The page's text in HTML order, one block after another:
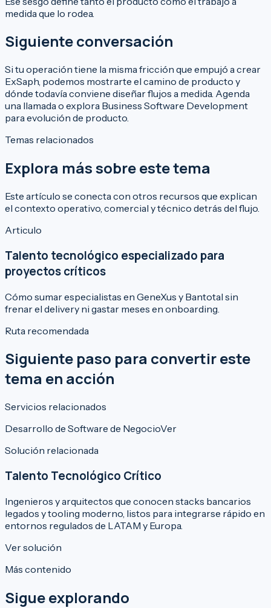
medida que lo rodea.
Siguiente conversación
Si tu operación tiene la misma fricción que empujó a crear
ExSaph, podemos mostrarte el camino de producto y
dónde todavía conviene diseñar flujos a medida. Agenda
una llamadao explora Business Software Development
para evolución de producto.
Temas relacionados
Explora más sobre este tema
Este artículo se conecta con otros recursos que explican
el contexto operativo, comercial y técnico detrás del flujo.
Articulo
Talento tecnológico especializado para
proyectos críticos
Cómo sumar especialistas en GeneXus y Bantotal sin
frenar el delivery ni gastar meses en onboarding.
Ruta recomendada
Siguiente paso para convertir este
tema en acción
Servicios relacionados
Desarrollo de Software de NegocioVer
Solución relacionada
Talento Tecnológico Crítico
Ingenieros y arquitectos que conocen stacks bancarios
legados y tooling moderno, listos para integrarse rápido en
entornos regulados de LATAM y Europa.
Ver solución
Más contenido
Sigue explorando